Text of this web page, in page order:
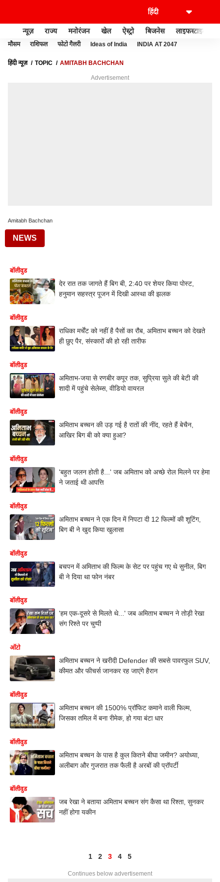
न्यूज़ राज्य मनोरंजन खेल ऐस्ट्रो बिजनेस लाइफस्टाइल
मौसम राशिफल फोटो गैलरी Ideas of India INDIA AT 2047
हिंदी न्यूज़ TOPIC AMITABH BACHCHAN
Advertisement
Amitabh Bachchan
NEWS
बॉलीवुड
देर रात तक जागते हैं बिग बी, 2:40 पर शेयर किया पोस्ट,
हनुमान सहस्त्र पूजन में दिखी आस्था की झलक
बॉलीवुड
राधिका मर्चेंट को नहीं है पैसों का रौब, अमिताभ बच्चन को देखते
ही छुए पैर, संस्कारों की हो रही तारीफ
बॉलीवुड
अमिताभ-जया से रणबीर कपूर तक, सुप्रिया सुले की बेटी की
शादी में पहुंचे सेलेब्स, वीडियो वायरल
बॉलीवुड
अमिताभ बच्चन की उड़ गई है रातों की नींद, रहते हैं बेचैन,
आखिर बिग बी को क्या हुआ?
बॉलीवुड
'बहुत जलन होती है...' जब अमिताभ को अच्छे रोल मिलने पर हेमा
ने जताई थी आपत्ति
बॉलीवुड
अमिताभ बच्चन ने एक दिन में निपटा दी 12 फिल्मों की शूटिंग,
बिग बी ने खुद किया खुलासा
बॉलीवुड
बचपन में अमिताभ की फिल्म के सेट पर पहुंच गए थे सुनील, बिग
बी ने दिया था फोन नंबर
बॉलीवुड
'हम एक-दूसरे से मिलते थे...' जब अमिताभ बच्चन ने तोड़ी रेखा
संग रिश्ते पर चुप्पी
ऑटो
अमिताभ बच्चन ने खरीदी Defender की सबसे पावरफुल SUV,
कीमत और फीचर्स जानकर रह जाएंगे हैरान
बॉलीवुड
अमिताभ बच्चन की 1500% प्रॉफिट कमाने वाली फिल्म,
जिसका तमिल में बना रीमेक, हो गया बंटा धार
बॉलीवुड
अमिताभ बच्चन के पास है कुल कितने बीघा जमीन? अयोध्या,
अलीबाग और गुजरात तक फैली है अरबों की प्रॉपर्टी
बॉलीवुड
जब रेखा ने बताया अमिताभ बच्चन संग कैसा था रिश्ता, सुनकर
नहीं होगा यकीन
1 2 3 4 5
Continues below advertisement